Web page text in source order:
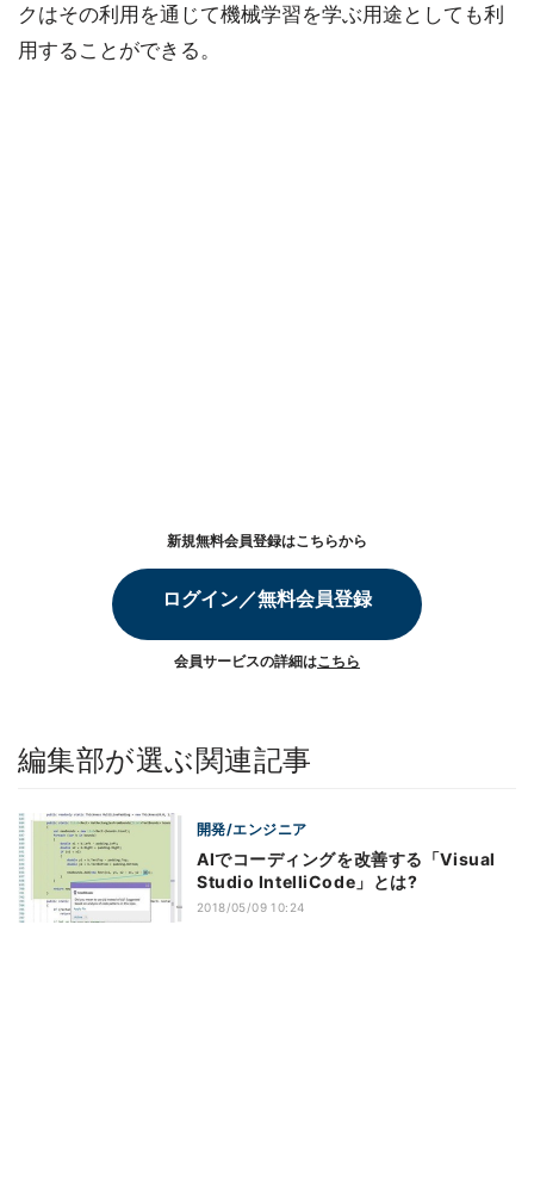
クはその利用を通じて機械学習を学ぶ用途としても利
用することができる。
新規無料会員登録はこちらから
ログイン／無料会員登録
会員サービスの詳細はこちら
編集部が選ぶ関連記事
開発/エンジニア
AIでコーディングを改善する「Visual
Studio IntelliCode」とは?
2018/05/09 10:24